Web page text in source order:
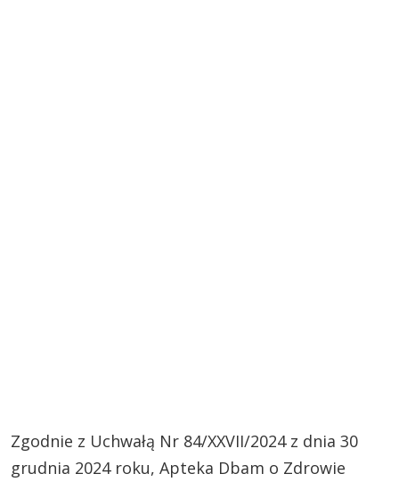
Zgodnie z Uchwałą Nr 84/XXVII/2024 z dnia 30
grudnia 2024 roku, Apteka Dbam o Zdrowie